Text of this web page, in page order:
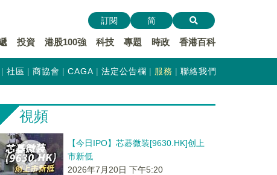
投資 港股100強 科技 專題 時政 香港百科
訂閱 简
社區 商協會 CAGA 法定公告欄 服務 聯絡我們
視頻
【今日IPO】芯碁微装[9630.HK]创上
市新低
2026年7月20日 下午5:20